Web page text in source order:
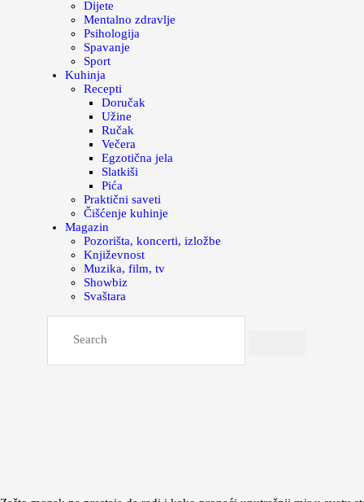
Dijete
Mentalno zdravlje
Psihologija
Spavanje
Sport
Kuhinja
Recepti
Doručak
Užine
Ručak
Večera
Egzotična jela
Slatkiši
Pića
Praktični saveti
Čišćenje kuhinje
Magazin
Pozorišta, koncerti, izložbe
Književnost
Muzika, film, tv
Showbiz
Svaštara